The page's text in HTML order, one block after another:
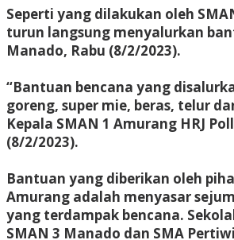
Seperti yang dilakukan oleh
turun langsung menyalurkan
Manado, Rabu (8/2/2023).
“Bantuan bencana yang
goreng, super mie, beras, telur
Kepala SMAN 1 Amurang HRJ
(8/2/2023).
Bantuan yang diberikan oleh
Amurang adalah menyasar
yang terdampak bencana.
SMAN 3 Manado dan SMA